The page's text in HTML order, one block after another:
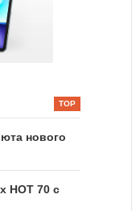
нового
HOT 70 с